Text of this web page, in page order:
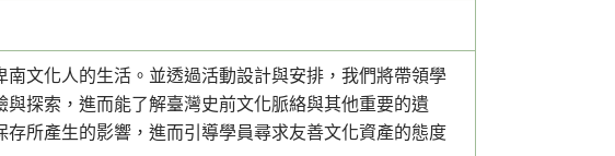
文化人的生活。並透過活動設計與安排，我們將帶領學
探索，進而能了解臺灣史前文化脈絡與其他重要的遺
所產生的影響，進而引導學員尋求友善文化資產的態度